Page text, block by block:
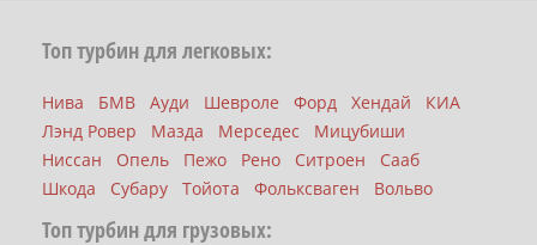
Топ турбин для легковых:
Нива БМВ Ауди Шевроле Форд Хендай
КИА
Лэнд Ровер
Мазда Мерседес
Мицубиши
Ниссан
Опель Пежо Рено Ситроен
Сааб
Шкода
Субару Тойота Фольксваген Вольво
Топ турбин для грузовых: